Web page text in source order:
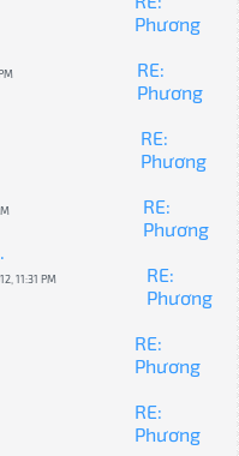
Phương
RE:
Phương
RE:
Phương
RE:
Phương
11:31 PM
RE:
Phương
RE:
Phương
RE:
Phương